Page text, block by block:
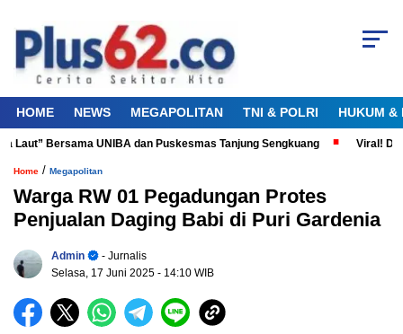
HOME NEWS MEGAPOLITAN TNI & POLRI HUKUM &
Bersama UNIBA dan Puskesmas Tanjung Sengkuang Viral!
Home / Megapolitan
Warga RW 01 Pegadungan Protes
Penjualan Daging Babi di Puri Gardenia
Admin
- Jurnalis
Selasa, 17 Juni 2025 - 14:10 WIB